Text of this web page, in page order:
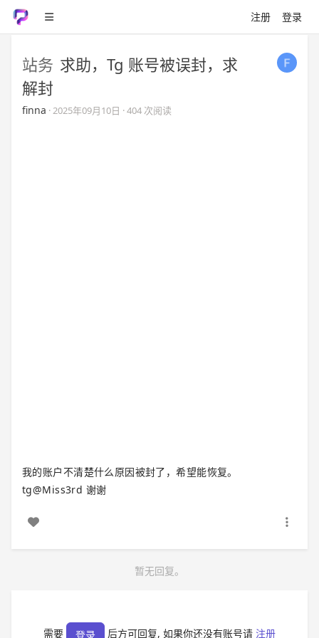
注册 登录
站务 求助，Tg 账号被误封，求
解封
finna ·2025年09月10日 · 404 次阅读
我的账户不清楚什么原因被封了，希望能恢复。
tg@Miss3rd 谢谢
暂无回复。
需要 登录 后方可回复, 如果你还没有账号请 注册